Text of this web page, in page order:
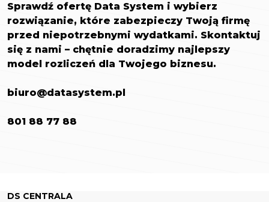
Sprawdź ofertę Data System i wybierz
rozwiązanie, które zabezpieczy Twoją firmę
przed niepotrzebnymi wydatkami. Skontaktuj
się z nami – chętnie doradzimy najlepszy
model rozliczeń dla Twojego biznesu.
biuro@datasystem.pl
801 88 77 88
DS CENTRALA